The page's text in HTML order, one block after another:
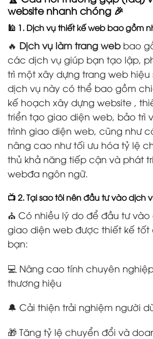
website nhanh chóng 🎉
🕌 1. Dịch vụ thiết kế web bao gồm
🔥 Dịch vụ làm trang webbao
các dịch vụ giúp bạn tạo lập,
trì một xây dựng trang web
dịch vụ này có thể bao gồm
kế hoạch xây dựng website ,
triển tạo giao diện web, bảo trì
trình giao diện web, cũng như
nâng cao như tối ưu hóa tỷ lệ
thủ khả năng tiếp cận và phát
webđa ngôn ngữ.
📺 2. Tại sao tôi nên đầu tư vào dịch
⛪ Có nhiều lý do để đầu tư
giao diện web được thiết kế tốt
bạn:
💻 Nâng cao tính chuyên
thương hiệu
🔔 Cải thiện trải nghiệm người
🎁 Tăng tỷ lệ chuyển đổi và